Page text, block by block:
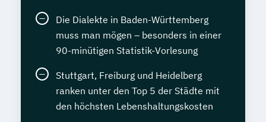
Die Dialekte in Baden-Württemberg
muss man mögen – besonders in einer
90-minütigen Statistik-Vorlesung
Stuttgart, Freiburg und Heidelberg
ranken unter den Top 5 der Städte mit
den höchsten Lebenshaltungskosten